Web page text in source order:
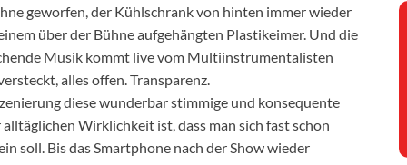
geworfen, der Kühlschrank von hinten immer wieder
über der Bühne aufgehängten Plastikeimer. Und die
Musik kommt live vom Multiinstrumentalisten
alles offen. Transparenz.
diese wunderbar stimmige und konsequente
Wirklichkeit ist, dass man sich fast schon
soll. Bis das Smartphone nach der Show wieder